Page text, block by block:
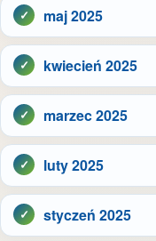
maj 2025
kwiecień 2025
marzec 2025
luty 2025
styczeń 2025